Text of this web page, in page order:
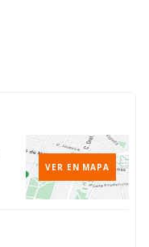
VER EN MAPA